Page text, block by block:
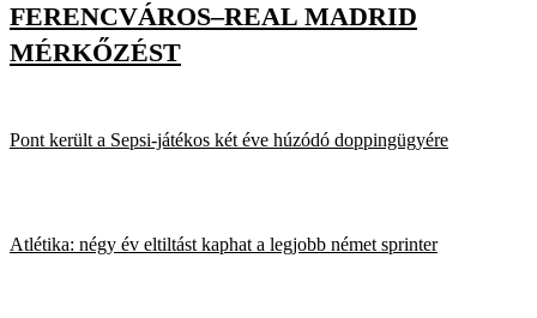
FERENCVÁROS–REAL MADRID
MÉRKŐZÉST
Pont került a Sepsi-játékos két éve húzódó doppingügyére
Atlétika: négy év eltiltást kaphat a legjobb német sprinter